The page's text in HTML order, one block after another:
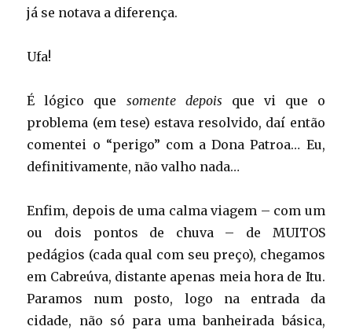
já se notava a diferença.
Ufa!
É lógico que somente depois que vi que o
problema (em tese) estava resolvido, daí então
comentei o “perigo” com a Dona Patroa… Eu,
definitivamente, não valho nada…
Enfim, depois de uma calma viagem – com um
ou dois pontos de chuva – de MUITOS
pedágios (cada qual com seu preço), chegamos
em Cabreúva, distante apenas meia hora de Itu.
Paramos num posto, logo na entrada da
cidade, não só para uma banheirada básica,